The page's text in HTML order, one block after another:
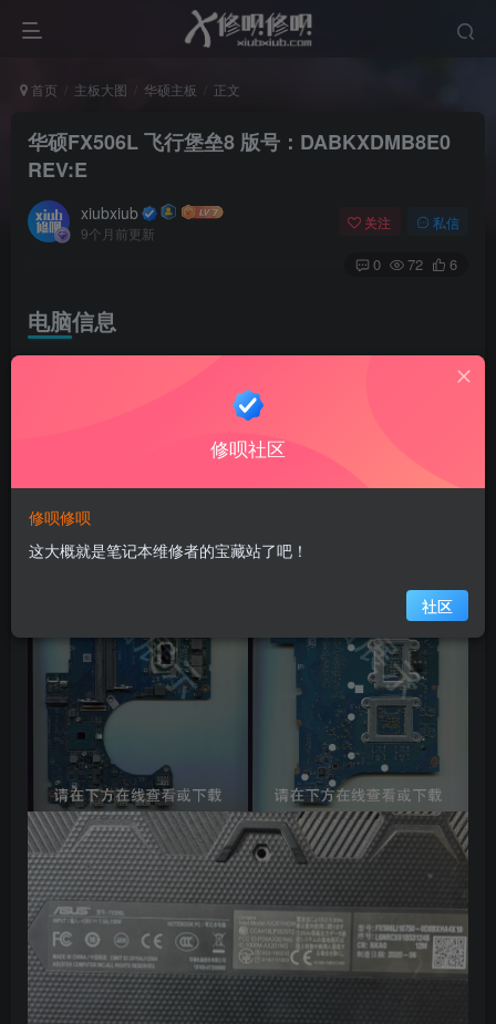
首页 主板大图 华硕主板 正文
‌华硕FX506L 飞行堡垒8 版号：DABKXDMB8E0
REV:E
xiubxiub
9个月前更新
关注 私信
0 72 6
电脑信息
修呗社区
修呗修呗
这大概就是笔记本维修者的宝藏站了吧！
社区